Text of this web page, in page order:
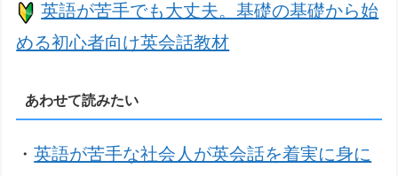
英語が苦手でも大丈夫。基礎の基礎から始
める初心者向け英会話教材
あわせて読みたい
・英語が苦手な社会人が英会話を着実に身に